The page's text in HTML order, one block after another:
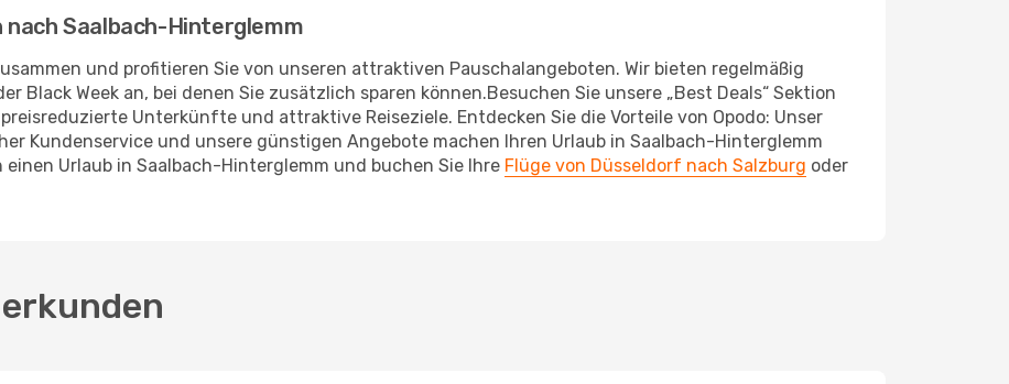
nach Saalbach-Hinterglemm
und profitieren Sie von unseren attraktiven Pauschalangeboten. Wir bieten regelmäßig
Black Week an, bei denen Sie zusätzlich sparen können.Besuchen Sie unsere „Best Deals“ Sektion
Unterkünfte und attraktive Reiseziele. Entdecken Sie die Vorteile von Opodo: Unser
Kundenservice und unsere günstigen Angebote machen Ihren Urlaub in Saalbach-Hinterglemm
Urlaub in Saalbach-Hinterglemm und buchen Sie Ihre Flüge von Düsseldorf nach Salzburg oder